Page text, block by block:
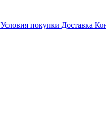
Условия покупки Доставка